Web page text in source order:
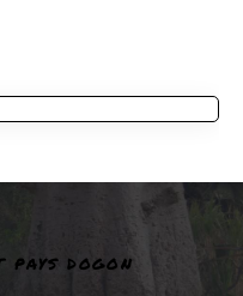
DOGON